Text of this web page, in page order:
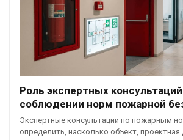
Роль экспертных
соблюдении норм пожарной
Экспертные консультации по пожарным
определить, насколько объект, проектная